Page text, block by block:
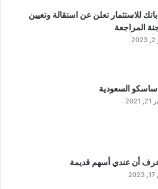
للاستثمار تعلن عن استقالة وتعيين
المراجعة
السعودية
أن عندي أسهم قديمة